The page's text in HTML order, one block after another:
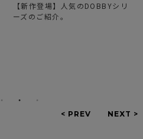
【新作登場】人気のDOBBYシリ
ーズのご紹介。